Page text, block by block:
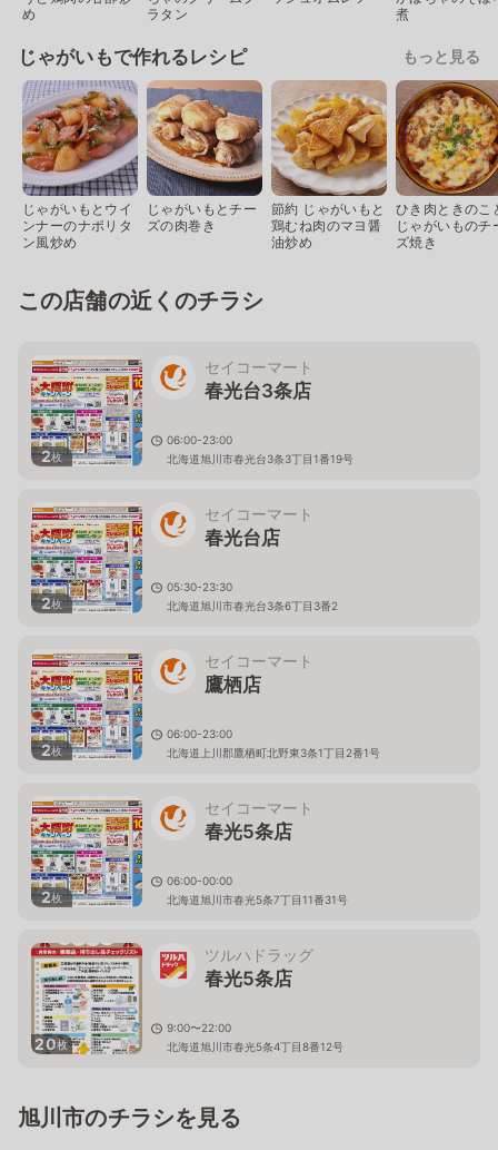
め
ラタン
煮
じゃがいもで作れるレシピ もっと見る
じゃがいもとウイ
ンナーのナポリタ
ン風炒め
じゃがいもとチー
ズの肉巻き
節約 じゃがいもと
鶏むね肉のマヨ醤
油炒め
ひき肉ときのこ
じゃがいものチ
ズ焼き
この店舗の近くのチラシ
2枚
セイコーマート
春光台3条店
06:00-23:00
北海道旭川市春光台3条3丁目1番19号
2枚
セイコーマート
春光台店
05:30-23:30
北海道旭川市春光台3条6丁目3番2
2枚
セイコーマート
鷹栖店
06:00-23:00
北海道上川郡鷹栖町北野東3条1丁目2番1号
2枚
セイコーマート
春光5条店
06:00-00:00
北海道旭川市春光5条7丁目11番31号
20枚
ツルハドラッグ
春光5条店
9:00〜22:00
北海道旭川市春光5条4丁目8番12号
旭川市のチラシを見る